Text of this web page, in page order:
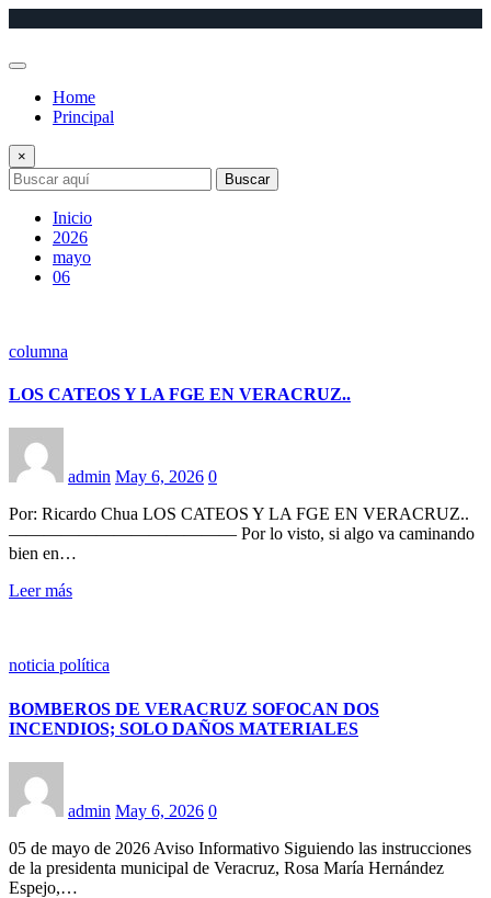
Home
Principal
×
Buscar
Inicio
2026
mayo
06
columna
LOS CATEOS Y LA FGE EN VERACRUZ..
admin May 6, 2026 0
Por: Ricardo Chua LOS CATEOS Y LA FGE EN VERACRUZ..
————————————— Por lo visto, si algo va caminando
bien en…
Leer más
noticia política
BOMBEROS DE VERACRUZ SOFOCAN DOS
INCENDIOS; SOLO DAÑOS MATERIALES
admin May 6, 2026 0
05 de mayo de 2026 Aviso Informativo Siguiendo las instrucciones
de la presidenta municipal de Veracruz, Rosa María Hernández
Espejo,…